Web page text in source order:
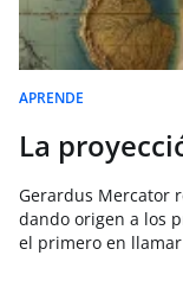
APRENDE
La
Gerardus Mercator
dando origen a los
el primero en